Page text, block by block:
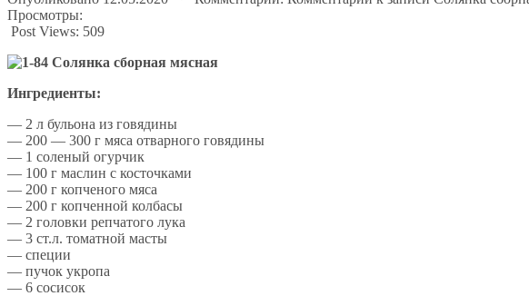
Просмотры:
Post Views: 509
Ингредиенты:
— 2 л бульона из говядины
— 200 — 300 г мяса отварного говядины
— 1 соленый огурчик
— 100 г маслин с косточками
— 200 г копченого мяса
— 200 г копченной колбасы
— 2 головки репчатого лука
— 3 ст.л. томатной масты
— специи
— пучок укропа
— 6 сосисок